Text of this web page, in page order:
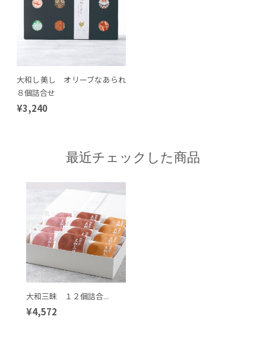
大和し美し オリーブなあられ
８個詰合せ
¥3,240
最近チェックした商品
大和三昧 １２個詰合...
¥4,572